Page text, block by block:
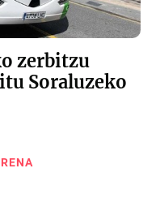
zerbitzu
Soraluzeko